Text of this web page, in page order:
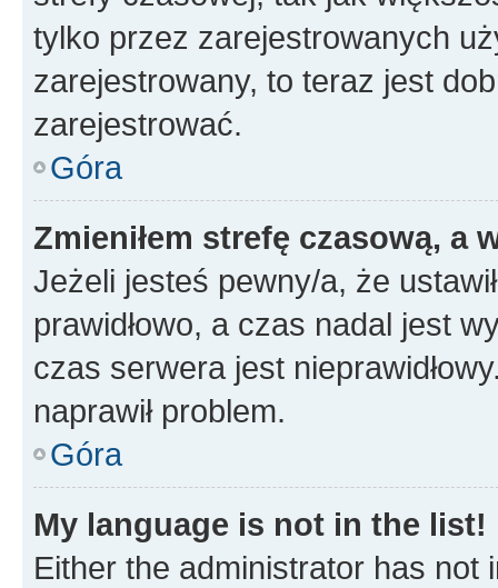
tylko przez zarejestrowanych
zarejestrowany, to teraz jest
zarejestrować.
Góra
Zmieniłem strefę czasową, a
Jeżeli jesteś pewny/a, że
prawidłowo, a czas nadal jest
czas serwera jest
naprawił problem.
Góra
My language is not in the list!
Either the administrator has not